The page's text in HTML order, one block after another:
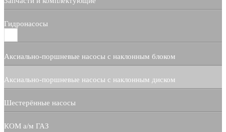
Гидронасосы
Аксиально-поршневые насосы с наклонным блоком
Аксиально-поршневые насосы с наклонным диском
Шестерённые насосы
КОМ а/м ГАЗ